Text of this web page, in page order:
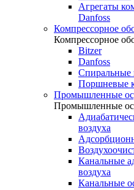
Агрегаты
Danfoss
Компрессорное
Компрессорное
Bitzer
Danfoss
Спиральные
Поршневые
Промышленные
Промышленные
воздуха
Канальные
воздуха
Канальные